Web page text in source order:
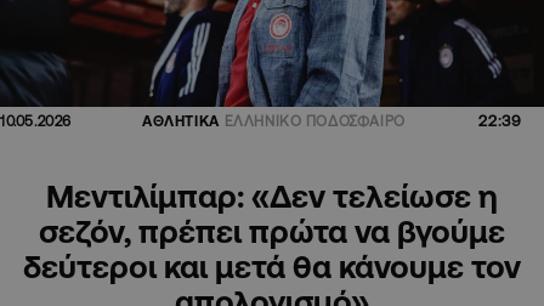
10.05.2026 ΑΘΛΗΤΙΚΑ ΕΛΛΗΝΙΚΟ ΠΟΔΟΣΦΑΙΡΟ 22:39
Μεντιλίμπαρ: «Δεν τελείωσε η
σεζόν, πρέπει πρώτα να βγούμε
δεύτεροι και μετά θα κάνουμε τον